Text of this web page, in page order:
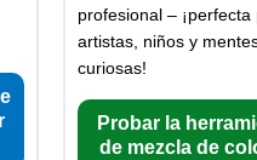
profesional – ¡perfecta
artistas, niños y
curiosas!
Probar la
de mezcla de